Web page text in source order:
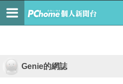
Genie的網誌